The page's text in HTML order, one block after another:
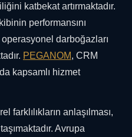
katbekat artırmaktadır.
performansını
darboğazları
PEGANOM, CRM
kapsamlı hizmet
farklılıkların anlaşılması,
Avrupa